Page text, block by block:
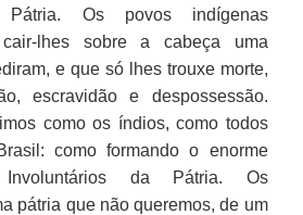
Pátria. Os povos indígenas
lhes sobre a cabeça uma
e que só lhes trouxe morte,
escravidão e despossessão.
como os índios, como todos
como formando o enorme
da Pátria. Os
pátria que não queremos, de um